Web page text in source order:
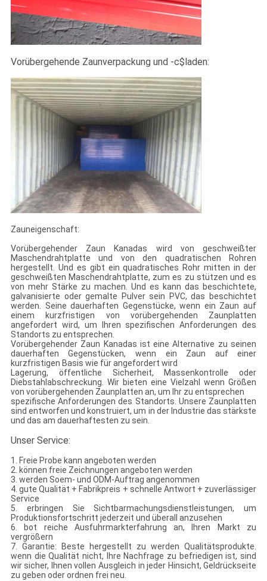
Vorübergehende Zaunverpackung und -c$laden:
Zauneigenschaft:
Vorübergehender Zaun Kanadas wird von geschweißter
Maschendrahtplatte und von den quadratischen Rohren
hergestellt. Und es gibt ein quadratisches Rohr mitten in der
geschweißten Maschendrahtplatte, zum es zu stützen und es
von mehr Stärke zu machen. Und es kann das beschichtete,
galvanisierte oder gemalte Pulver sein PVC, das beschichtet
werden. Seine dauerhaften Gegenstücke, wenn ein Zaun auf
einem kurzfristigen von vorübergehenden Zaunplatten
angefordert wird, um Ihren spezifischen Anforderungen des
Standorts zu entsprechen.
Vorübergehender Zaun Kanadas ist eine Alternative zu seinen
dauerhaften Gegenstücken, wenn ein Zaun auf einer
kurzfristigen Basis wie für angefordert wird
Lagerung, öffentliche Sicherheit, Massenkontrolle oder
Diebstahlabschreckung. Wir bieten eine Vielzahl wenn Größen
von vorübergehenden Zaunplatten an, um Ihr zu entsprechen
spezifische Anforderungen des Standorts. Unsere Zaunplatten
sind entworfen und konstruiert, um in der Industrie das stärkste
und das am dauerhaftesten zu sein.
Unser Service:
1. Freie Probe kann angeboten werden
2. können freie Zeichnungen angeboten werden
3. werden Soem- und ODM-Auftrag angenommen
4. gute Qualität + Fabrikpreis + schnelle Antwort + zuverlässiger
Service
5. erbringen Sie Sichtbarmachungsdienstleistungen, um
Produktionsfortschritt jederzeit und überall anzusehen
6. bot reiche Ausfuhrmarkterfahrung an, Ihren Markt zu
vergrößern
7. Garantie: Beste hergestellt zu werden Qualitätsprodukte.
wenn die Qualität nicht, Ihre Nachfrage zu befriedigen ist, sind
wir sicher, Ihnen vollen Ausgleich in jeder Hinsicht, Geldrückseite
zu geben oder ordnen frei neu.